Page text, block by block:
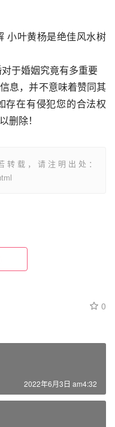
小叶黄杨是绝佳风水树
于婚姻究竟有多重要
息，并不意味着赞同其
存在有侵犯您的合法权
删除！
载，请注明出处：
0
2022年6月3日 am4:32